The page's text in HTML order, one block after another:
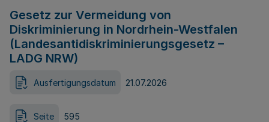
Gesetz zur Vermeidung von
Diskriminierung in Nordrhein-Westfalen
(Landesantidiskriminierungsgesetz –
LADG NRW)
Ausfertigungsdatum 21.07.2026
Seite 595